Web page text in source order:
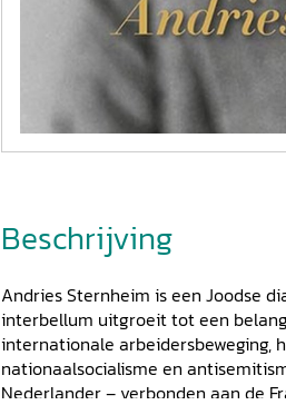
Beschrijving
Andries Sternheim is een Joodse
interbellum uitgroeit tot een
internationale arbeidersbeweging,
nationaalsocialisme en
Nederlander – verbonden aan de